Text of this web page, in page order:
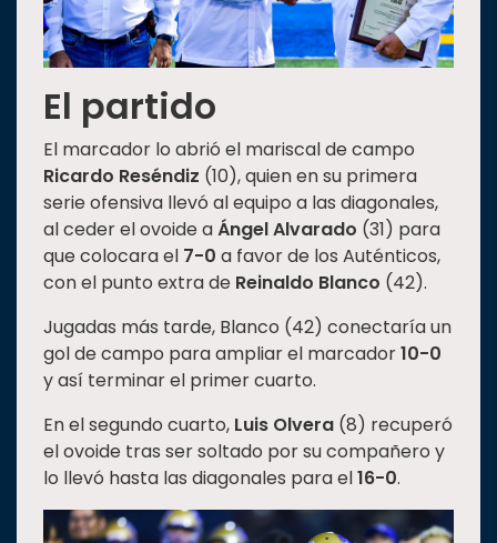
El partido
El marcador lo abrió el mariscal de campo
Ricardo Reséndiz (10), quien en su primera
serie ofensiva llevó al equipo a las diagonales,
al ceder el ovoide aÁngel Alvarado (31) para
que colocara el 7-0 a favor de los Auténticos,
con el punto extra de Reinaldo Blanco (42).
Jugadas más tarde, Blanco (42) conectaría un
gol de campo para ampliar el marcador10-0
y así terminar el primer cuarto.
En el segundo cuarto, Luis Olvera (8) recuperó
el ovoide tras ser soltado por su compañero y
lo llevó hasta las diagonales para el16-0.